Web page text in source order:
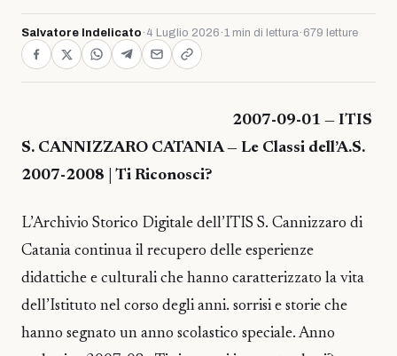
Salvatore Indelicato · 4 Luglio 2026 ·1 min di lettura· 679 letture
2007-09-01 — ITIS
S. CANNIZZARO CATANIA — Le Classi dell’A.S.
2007-2008 | Ti Riconosci?
L’Archivio Storico Digitale dell’ITIS S. Cannizzaro di
Catania continua il recupero delle esperienze
didattiche e culturali che hanno caratterizzato la vita
dell’Istituto nel corso degli anni. sorrisi e storie che
hanno segnato un anno scolastico speciale. Anno